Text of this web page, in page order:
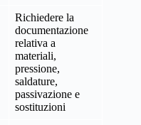
Richiedere la
documentazione
relativa a
materiali,
pressione,
saldature,
passivazione e
sostituzioni